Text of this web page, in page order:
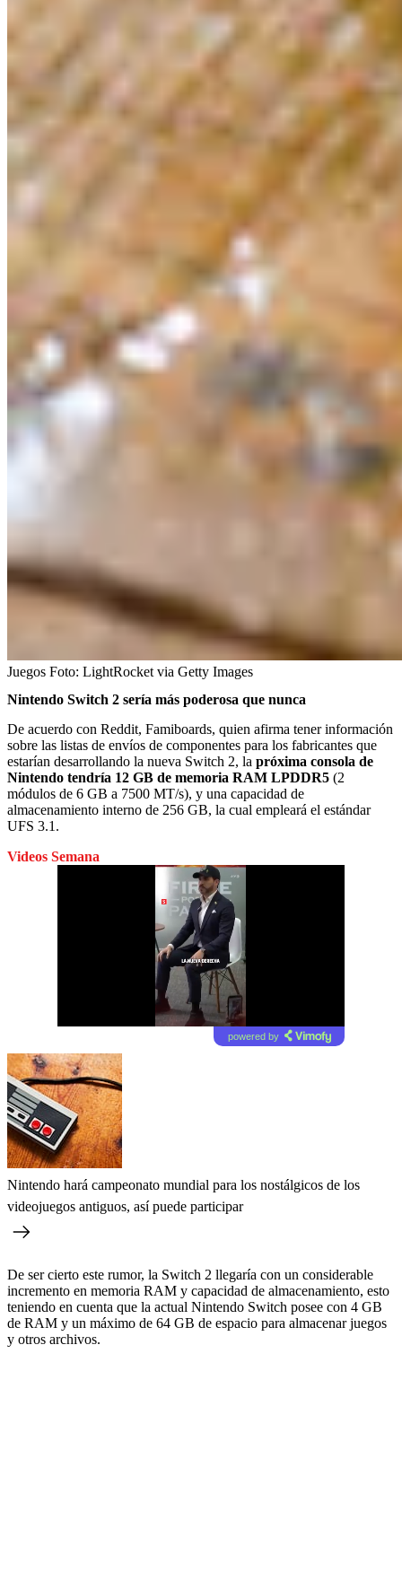
Juegos Foto: LightRocket via Getty Images
Nintendo Switch 2 sería más poderosa que nunca
De acuerdo con Reddit, Famiboards, quien afirma tener información
sobre las listas de envíos de componentes para los fabricantes que
estarían desarrollando la nueva Switch 2, la próxima consola de
Nintendo tendría 12 GB de memoria RAM LPDDR5 (2
módulos de 6 GB a 7500 MT/s), y una capacidad de
almacenamiento interno de 256 GB, la cual empleará el estándar
UFS 3.1.
Videos Semana
powered by
Nintendo hará campeonato mundial para los nostálgicos de los
videojuegos antiguos, así puede participar
De ser cierto este rumor, la Switch 2 llegaría con un considerable
incremento en memoria RAM y capacidad de almacenamiento, esto
teniendo en cuenta que la actual Nintendo Switch posee con 4 GB
de RAM y un máximo de 64 GB de espacio para almacenar juegos
y otros archivos.